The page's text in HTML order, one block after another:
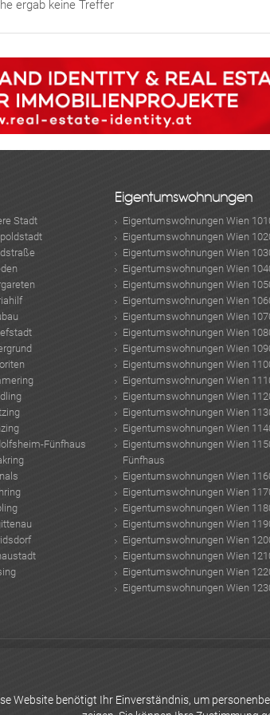
ergab keine Treffer
Stadt
Fünfhaus
Eigentumswohnungen
Eigentumswohnungen Wien
Eigentumswohnungen Wien
Eigentumswohnungen Wien
Eigentumswohnungen Wien
Eigentumswohnungen Wien
Eigentumswohnungen Wien
Eigentumswohnungen Wien
Eigentumswohnungen Wien
Eigentumswohnungen Wien
Eigentumswohnungen Wien
Eigentumswohnungen Wien
Eigentumswohnungen Wien
Eigentumswohnungen Wien
Eigentumswohnungen Wien
Eigentumswohnungen Wien
Fünfhaus
Eigentumswohnungen Wien
Eigentumswohnungen Wien
Eigentumswohnungen Wien
Eigentumswohnungen Wien
Eigentumswohnungen Wien
Eigentumswohnungen Wien
Eigentumswohnungen Wien
Eigentumswohnungen Wien
Übergewicht italienische designermöbel
Website benötigt Ihr Einverständnis, um